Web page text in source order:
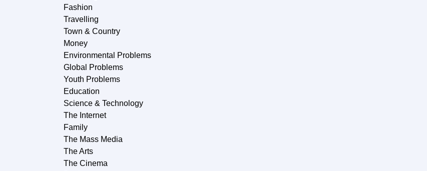
Fashion
Travelling
Town & Country
Money
Environmental Problems
Global Problems
Youth Problems
Education
Science & Technology
The Internet
Family
The Mass Media
The Arts
The Cinema